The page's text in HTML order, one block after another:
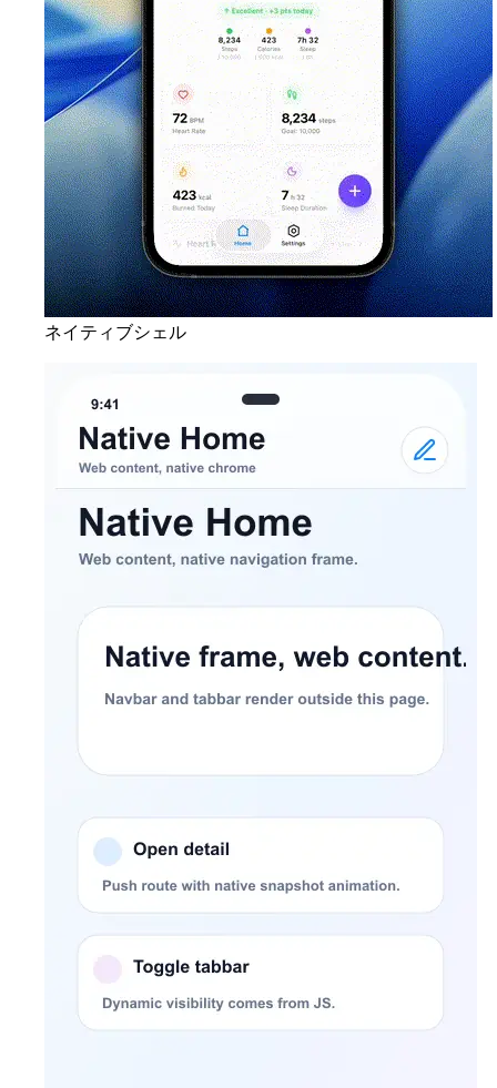
ネイティブシェル